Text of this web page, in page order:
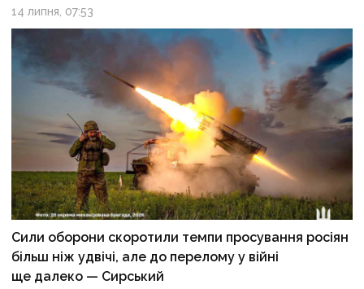
14 липня, 07:53
Сили оборони скоротили темпи просування росіян
більш ніж удвічі, але до перелому у війні
ще далеко — Сирський